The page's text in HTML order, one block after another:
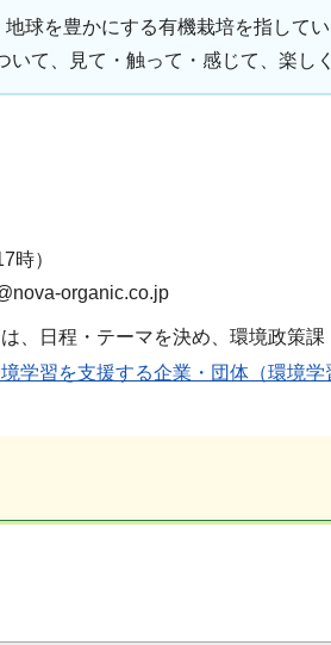
球を豊かにする有機栽培を指して
て、見て・触って・感じて、楽し
時）
organic.co.jp
、日程・テーマを決め、環境政策課
学習を支援する企業・団体（環境学